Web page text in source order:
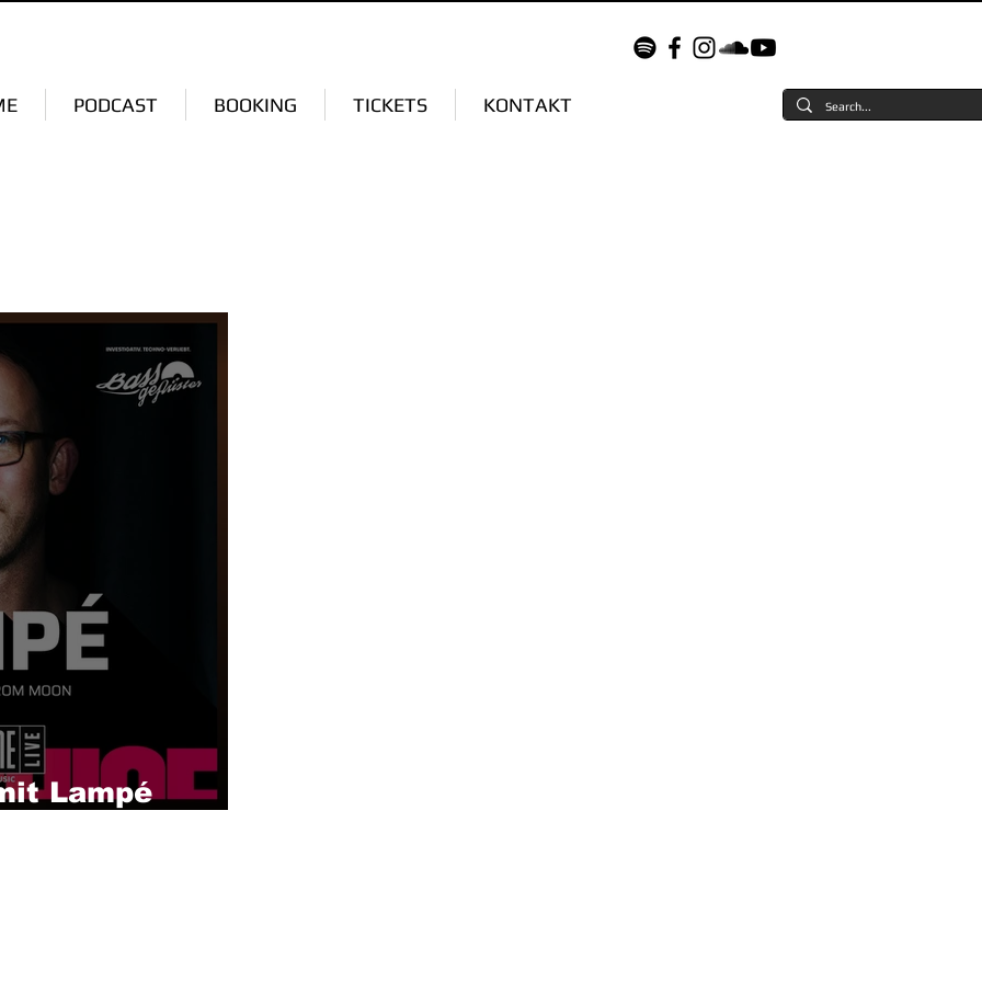
PODCAST BOOKING TICKETS KONTAKT
Lampé